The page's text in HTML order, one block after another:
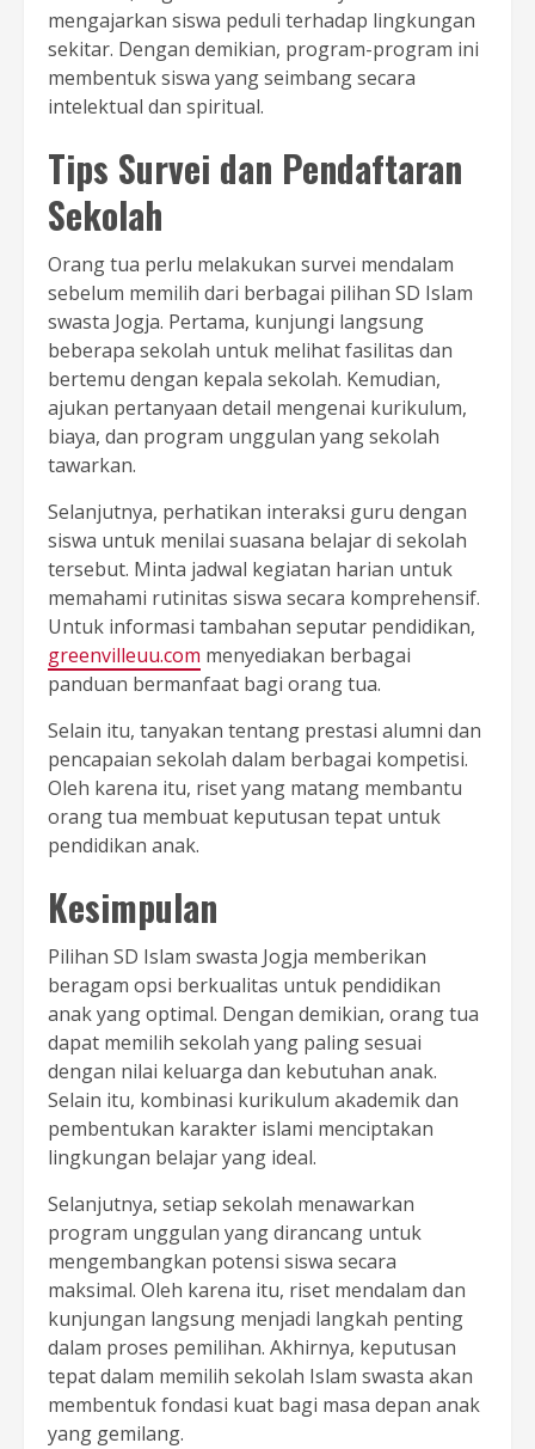
mengajarkan siswa peduli terhadap lingkungan
sekitar. Dengan demikian, program-program ini
membentuk siswa yang seimbang secara
intelektual dan spiritual.
Tips Survei dan Pendaftaran
Sekolah
Orang tua perlu melakukan survei mendalam
sebelum memilih dari berbagai pilihan SD Islam
swasta Jogja. Pertama, kunjungi langsung
beberapa sekolah untuk melihat fasilitas dan
bertemu dengan kepala sekolah. Kemudian,
ajukan pertanyaan detail mengenai kurikulum,
biaya, dan program unggulan yang sekolah
tawarkan.
Selanjutnya, perhatikan interaksi guru dengan
siswa untuk menilai suasana belajar di sekolah
tersebut. Minta jadwal kegiatan harian untuk
memahami rutinitas siswa secara komprehensif.
Untuk informasi tambahan seputar pendidikan,
greenvilleuu.com menyediakan berbagai
panduan bermanfaat bagi orang tua.
Selain itu, tanyakan tentang prestasi alumni dan
pencapaian sekolah dalam berbagai kompetisi.
Oleh karena itu, riset yang matang membantu
orang tua membuat keputusan tepat untuk
pendidikan anak.
Kesimpulan
Pilihan SD Islam swasta Jogja memberikan
beragam opsi berkualitas untuk pendidikan
anak yang optimal. Dengan demikian, orang tua
dapat memilih sekolah yang paling sesuai
dengan nilai keluarga dan kebutuhan anak.
Selain itu, kombinasi kurikulum akademik dan
pembentukan karakter islami menciptakan
lingkungan belajar yang ideal.
Selanjutnya, setiap sekolah menawarkan
program unggulan yang dirancang untuk
mengembangkan potensi siswa secara
maksimal. Oleh karena itu, riset mendalam dan
kunjungan langsung menjadi langkah penting
dalam proses pemilihan. Akhirnya, keputusan
tepat dalam memilih sekolah Islam swasta akan
membentuk fondasi kuat bagi masa depan anak
yang gemilang.